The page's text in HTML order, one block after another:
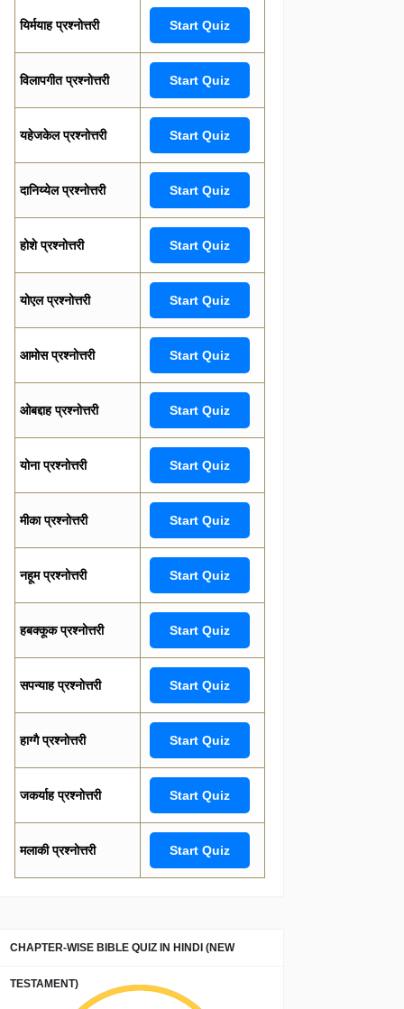
यिर्मयाह प्रश्नोत्तरी Start Quiz
विलापगीत प्रश्नोत्तरी Start Quiz
यहेजकेल प्रश्नोत्तरी Start Quiz
दानिय्येल प्रश्नोत्तरी Start Quiz
होशे प्रश्नोत्तरी Start Quiz
योएल प्रश्नोत्तरी Start Quiz
आमोस प्रश्नोत्तरी Start Quiz
ओबद्दाह प्रश्नोत्तरी Start Quiz
योना प्रश्नोत्तरी Start Quiz
मीका प्रश्नोत्तरी Start Quiz
नहूम प्रश्नोत्तरी Start Quiz
हबक्कूक प्रश्नोत्तरी Start Quiz
सपन्याह प्रश्नोत्तरी Start Quiz
हाग्गै प्रश्नोत्तरी Start Quiz
जकर्याह प्रश्नोत्तरी Start Quiz
मलाकी प्रश्नोत्तरी Start Quiz
CHAPTER-WISE BIBLE QUIZ IN HINDI (NEW
TESTAMENT)